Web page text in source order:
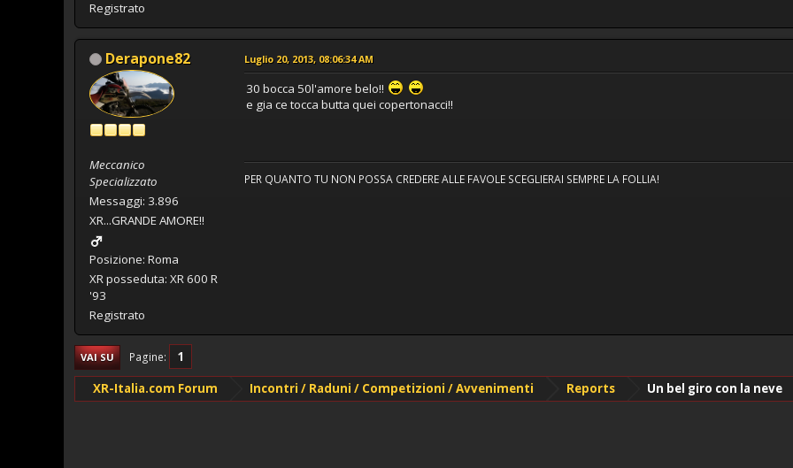
Registrato
Derapone82
Meccanico
Specializzato
Messaggi: 3.896
XR...GRANDE AMORE!!
Posizione: Roma
XR posseduta: XR 600 R
'93
Registrato
Luglio 20, 2013, 08:06:34 AM
30 bocca 50l'amore belo!!
e gia ce tocca butta quei copertonacci!!
PER QUANTO TU NON POSSA CREDERE ALLE FAVOLE SCEGLIERAI SEMPRE LA FOLLIA!
VAI SU Pagine 1
XR-Italia.com Forum Incontri / Raduni / Competizioni / Avvenimenti Reports Un bel giro con la neve